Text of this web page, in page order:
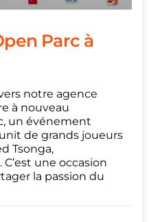
Parc à
notre agence
à nouveau
un événement
de grands joueurs
Tsonga,
une occasion
la passion du